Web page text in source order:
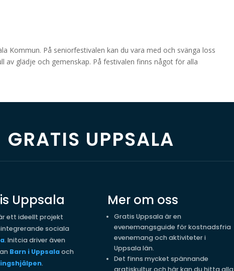
Kommun. På seniorfestivalen kan du vara med och svänga loss
av glädje och gemenskap. På festivalen finns något för alla
GRATIS UPPSALA
Uppsala
ett ideellt projekt
sociala
. Initcia driver även
Barn i Uppsalaoch
.
Mer om oss
Gratis Uppsala är en
evenemangsguide för kostnadsfria
evenemang och aktiviteter i
Uppsala län.
Det finns mycket spännande
gratiskultur och här kan du hitta alla